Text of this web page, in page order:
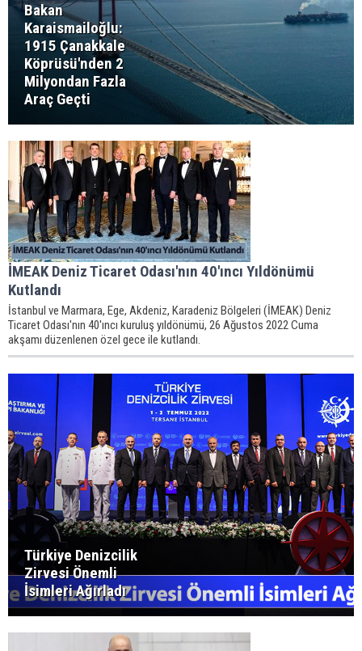
Bakan
Karaismailoğlu:
1915 Çanakkale
Köprüsü'nden 2
Milyondan Fazla
Araç Geçti
İMEAK Deniz Ticaret Odası'nın 40'ıncı Yıldönümü
Kutlandı
İstanbul ve Marmara, Ege, Akdeniz, Karadeniz Bölgeleri (İMEAK) Deniz
Ticaret Odası'nın 40'ıncı kuruluş yıldönümü, 26 Ağustos 2022 Cuma
akşamı düzenlenen özel gece ile kutlandı.
Türkiye Denizcilik
Zirvesi Önemli
İsimleri Ağırladı